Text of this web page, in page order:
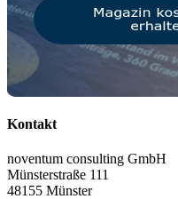
Kontakt
noventum consulting GmbH
Münsterstraße 111
48155 Münster